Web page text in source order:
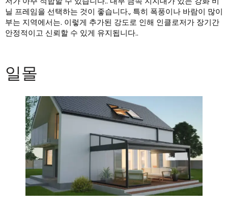
닐 프레임을 선택하는 것이 좋습니다., 특히 폭풍이나 바람이 많이
부는 지역에서는. 이렇게 추가된 강도로 인해 인클로저가 장기간
안정적이고 신뢰할 수 있게 유지됩니다..
일몰